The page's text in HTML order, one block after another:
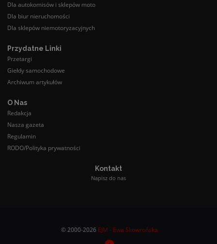
Dla autokomisów i sklepów moto
Dla biur nieruchomości
Dla sklepów niemotoryzacyjnych
Przydatne Linki
Przetargi
Giełdy samochodowe
Archiwum artykułów
O Nas
Redakcja
Nasza gazeta
Regulamin
RODO/Polityka prywatności
Kontakt
Napisz do nas
© 2000-2026 EJM - Ewa Skowrońska